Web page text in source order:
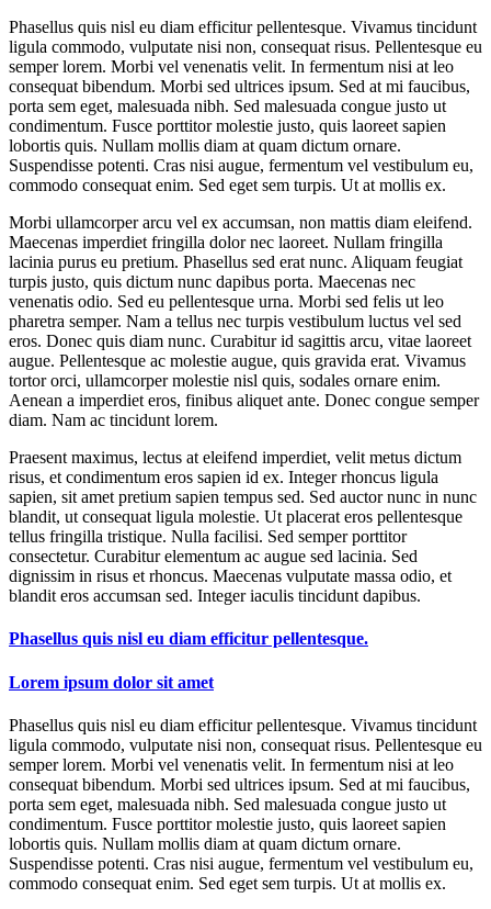
Phasellus quis nisl eu diam efficitur pellentesque. Vivamus tincidunt
ligula commodo, vulputate nisi non, consequat risus. Pellentesque eu
semper lorem. Morbi vel venenatis velit. In fermentum nisi at leo
consequat bibendum. Morbi sed ultrices ipsum. Sed at mi faucibus,
porta sem eget, malesuada nibh. Sed malesuada congue justo ut
condimentum. Fusce porttitor molestie justo, quis laoreet sapien
lobortis quis. Nullam mollis diam at quam dictum ornare.
Suspendisse potenti. Cras nisi augue, fermentum vel vestibulum eu,
commodo consequat enim. Sed eget sem turpis. Ut at mollis ex.
Morbi ullamcorper arcu vel ex accumsan, non mattis diam eleifend.
Maecenas imperdiet fringilla dolor nec laoreet. Nullam fringilla
lacinia purus eu pretium. Phasellus sed erat nunc. Aliquam feugiat
turpis justo, quis dictum nunc dapibus porta. Maecenas nec
venenatis odio. Sed eu pellentesque urna. Morbi sed felis ut leo
pharetra semper. Nam a tellus nec turpis vestibulum luctus vel sed
eros. Donec quis diam nunc. Curabitur id sagittis arcu, vitae laoreet
augue. Pellentesque ac molestie augue, quis gravida erat. Vivamus
tortor orci, ullamcorper molestie nisl quis, sodales ornare enim.
Aenean a imperdiet eros, finibus aliquet ante. Donec congue semper
diam. Nam ac tincidunt lorem.
Praesent maximus, lectus at eleifend imperdiet, velit metus dictum
risus, et condimentum eros sapien id ex. Integer rhoncus ligula
sapien, sit amet pretium sapien tempus sed. Sed auctor nunc in nunc
blandit, ut consequat ligula molestie. Ut placerat eros pellentesque
tellus fringilla tristique. Nulla facilisi. Sed semper porttitor
consectetur. Curabitur elementum ac augue sed lacinia. Sed
dignissim in risus et rhoncus. Maecenas vulputate massa odio, et
blandit eros accumsan sed. Integer iaculis tincidunt dapibus.
Phasellus quis nisl eu diam efficitur pellentesque.
Lorem ipsum dolor sit amet
Phasellus quis nisl eu diam efficitur pellentesque. Vivamus tincidunt
ligula commodo, vulputate nisi non, consequat risus. Pellentesque eu
semper lorem. Morbi vel venenatis velit. In fermentum nisi at leo
consequat bibendum. Morbi sed ultrices ipsum. Sed at mi faucibus,
porta sem eget, malesuada nibh. Sed malesuada congue justo ut
condimentum. Fusce porttitor molestie justo, quis laoreet sapien
lobortis quis. Nullam mollis diam at quam dictum ornare.
Suspendisse potenti. Cras nisi augue, fermentum vel vestibulum eu,
commodo consequat enim. Sed eget sem turpis. Ut at mollis ex.